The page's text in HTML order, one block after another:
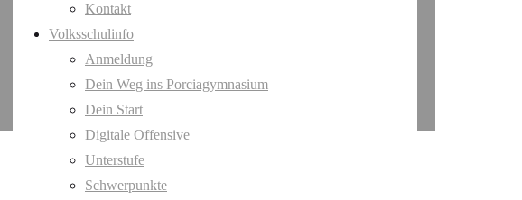
Kontakt
Volksschulinfo
Anmeldung
Dein Weg ins Porciagymnasium
Dein Start
Digitale Offensive
Unterstufe
Schwerpunkte